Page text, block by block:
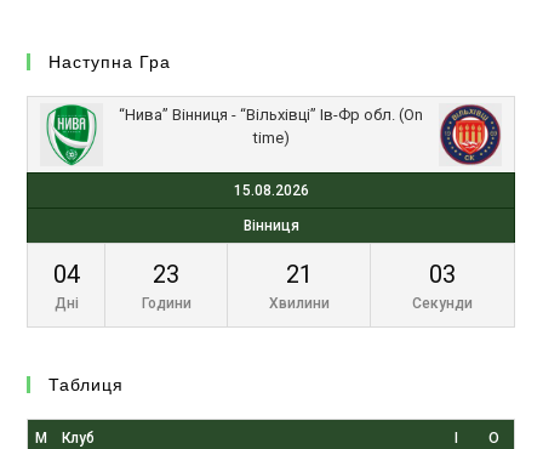
Наступна Гра
“Нива” Вінниця - “Вільхівці” Ів-Фр обл. (On
time)
15.08.2026
Вінниця
04
Дні
23
Години
21
Хвилини
03
Секунди
Таблиця
М Клуб І О